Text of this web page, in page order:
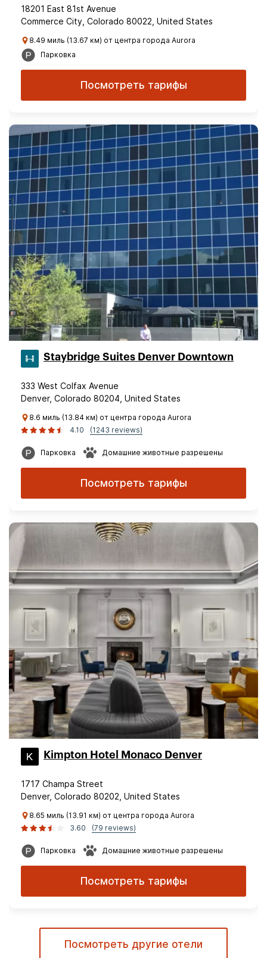
18201 East 81st Avenue
Commerce City, Colorado 80022, United States
8.49 миль (13.67 км) от центра города Aurora
Парковка
Посмотреть тарифы
Staybridge Suites Denver Downtown
333 West Colfax Avenue
Denver, Colorado 80204, United States
8.6 миль (13.84 км) от центра города Aurora
4.10
(1243 reviews)
Парковка Домашние животные разрешены
Посмотреть тарифы
Kimpton Hotel Monaco Denver
1717 Champa Street
Denver, Colorado 80202, United States
8.65 миль (13.91 км) от центра города Aurora
3.60
(79 reviews)
Парковка Домашние животные разрешены
Посмотреть тарифы
Посмотреть другие отели